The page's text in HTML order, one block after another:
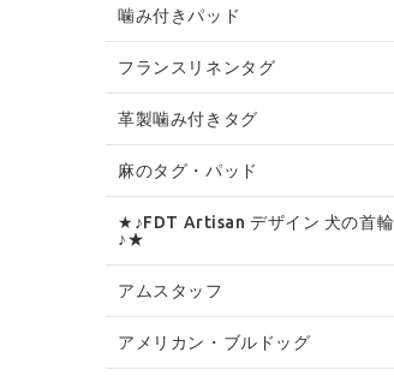
噛み付きパッド
フランスリネンタグ
革製噛み付きタグ
麻のタグ・パッド
★♪FDT Artisan デザイン 犬の首輪
♪★
アムスタッフ
アメリカン・ブルドッグ